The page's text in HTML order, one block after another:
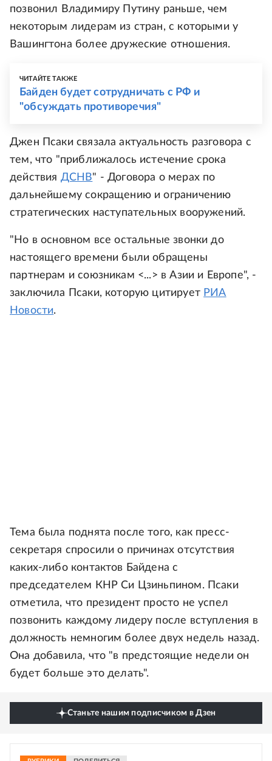
позвонил Владимиру Путину раньше, чем
некоторым лидерам из стран, с которыми у
Вашингтона более дружеские отношения.
ЧИТАЙТЕ ТАКЖЕ
Байден будет сотрудничать с РФ и
"обсуждать противоречия"
Джен Псаки связала актуальность разговора с
тем, что "приближалось истечение срока
действия ДСНВ" - Договора о мерах по
дальнейшему сокращению и ограничению
стратегических наступательных вооружений.
"Но в основном все остальные звонки до
настоящего времени были обращены
партнерам и союзникам <...> в Азии и Европе", -
заключила Псаки, которую цитирует РИА
Новости.
Тема была поднята после того, как пресс-
секретаря спросили о причинах отсутствия
каких-либо контактов Байдена с
председателем КНР Си Цзиньпином. Псаки
отметила, что президент просто не успел
позвонить каждому лидеру после вступления в
должность немногим более двух недель назад.
Она добавила, что "в предстоящие недели он
будет больше это делать".
Станьте нашим подписчиком в Дзен